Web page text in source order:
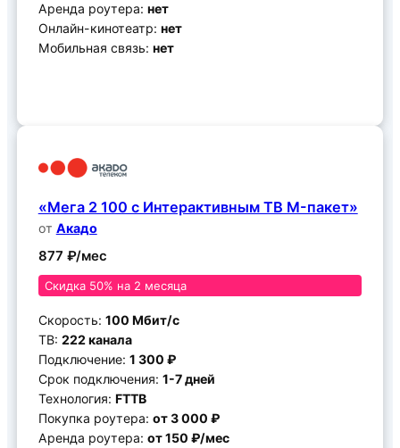
Аренда роутера: нет
Онлайн-кинотеатр: нет
Мобильная связь: нет
«Мега 2 100 с Интерактивным ТВ M-пакет»
от Акадо
877 ₽/мес
Скидка 50% на 2 месяца
Скорость: 100 Мбит/c
ТВ: 222 канала
Подключение: 1 300 ₽
Срок подключения: 1-7 дней
Технология: FTTB
Покупка роутера: от 3 000 ₽
Аренда роутера: от 150 ₽/мес